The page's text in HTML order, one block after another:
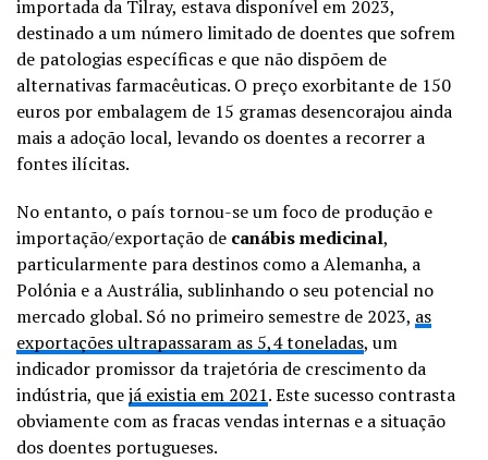
importada da Tilray, estava disponível em 2023,
destinado a um número limitado de doentes que sofrem
de patologias específicas e que não dispõem de
alternativas farmacêuticas. O preço exorbitante de 150
euros por embalagem de 15 gramas desencorajou ainda
mais a adoção local, levando os doentes a recorrer a
fontes ilícitas.
No entanto, o país tornou-se um foco de produção e
importação/exportação de canábis medicinal,
particularmente para destinos como a Alemanha, a
Polónia e a Austrália, sublinhando o seu potencial no
mercado global. Só no primeiro semestre de 2023, as
exportações ultrapassaram as 5,4 toneladas, um
indicador promissor da trajetória de crescimento da
indústria, quejá existia em 2021. Este sucesso contrasta
obviamente com as fracas vendas internas e a situação
dos doentes portugueses.